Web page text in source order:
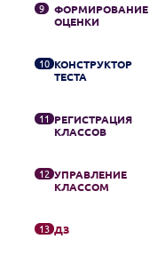
9
ФОРМИРОВАНИЕ
ОЦЕНКИ
10 КОНСТРУКТОР
ТЕСТА
11 РЕГИСТРАЦИЯ
КЛАССОВ
12 УПРАВЛЕНИЕ
КЛАССОМ
13 ДЗ